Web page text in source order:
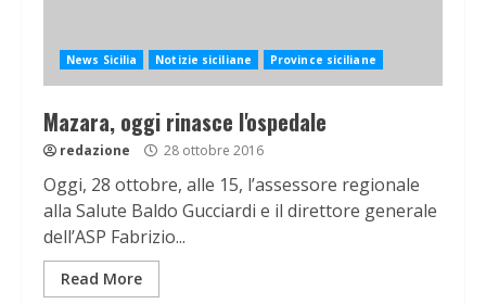
News Sicilia Notizie siciliane Province siciliane
Mazara, oggi rinasce l'ospedale
redazione 28 ottobre 2016
Oggi, 28 ottobre, alle 15, l’assessore regionale
alla Salute Baldo Gucciardi e il direttore generale
dell’ASP Fabrizio...
Read More